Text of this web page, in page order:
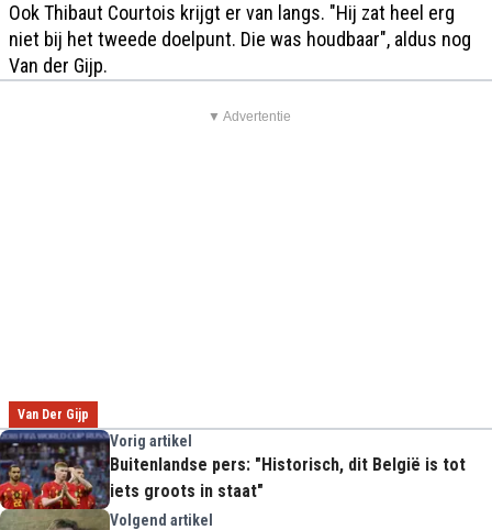
Ook Thibaut Courtois krijgt er van langs. "Hij zat heel erg
niet bij het tweede doelpunt. Die was houdbaar", aldus nog
Van der Gijp.
▼ Advertentie
Van Der Gijp
Vorig artikel
Buitenlandse pers: "Historisch, dit België is tot
iets groots in staat"
Volgend artikel